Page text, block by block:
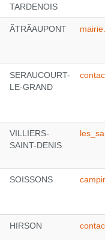
TARDENOIS
ÃTRÃAUPONT
SERAUCOURT-
LE-GRAND
VILLIERS-
SAINT-DENIS
SOISSONS
HIRSON